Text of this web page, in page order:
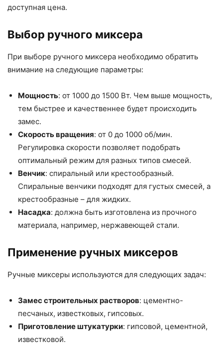
доступная цена.
Выбор ручного миксера
При выборе ручного миксера необходимо обратить
внимание на следующие параметры:
Мощность: от 1000 до 1500 Вт. Чем выше мощность,
тем быстрее и качественнее будет происходить
замес.
Скорость вращения: от 0 до 1000 об/мин.
Регулировка скорости позволяет подобрать
оптимальный режим для разных типов смесей.
Венчик: спиральный или крестообразный.
Спиральные венчики подходят для густых смесей, а
крестообразные – для жидких.
Насадка: должна быть изготовлена из прочного
материала, например, нержавеющей стали.
Применение ручных миксеров
Ручные миксеры используются для следующих задач:
Замес строительных растворов: цементно-
песчаных, известковых, гипсовых.
Приготовление штукатурки: гипсовой, цементной,
известковой.